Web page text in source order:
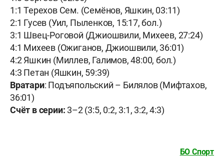
1:1 Терехов Сем. (Семёнов, Яшкин, 03:11)
2:1 Гусев (Уил, Пыленков, 15:17, бол.)
3:1 Швец-Роговой (Джиошвили, Михеев, 27:24)
4:1 Михеев (Ожиганов, Джиошвили, 36:01)
4:2 Яшкин (Миллев, Галимов, 48:00, бол.)
4:3 Петан (Яшкин, 59:39)
Вратари: Подъяпольский – Билялов (Мифтахов,
36:01)
Счёт в серии: 3–2 (3:5, 0:2, 3:1, 3:2, 4:3)
БО Спорт